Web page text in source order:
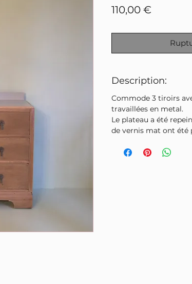
110,00 €
Description:
Commode 3 tiroirs
travaillées en metal.
Le plateau a été
de vernis mat ont été